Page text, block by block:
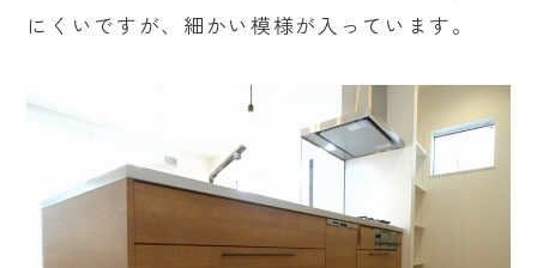
にくいですが、細かい模様が入っています。